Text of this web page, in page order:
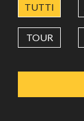
TUTTI
TOUR